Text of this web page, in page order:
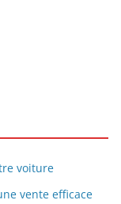
voiture
vente efficace